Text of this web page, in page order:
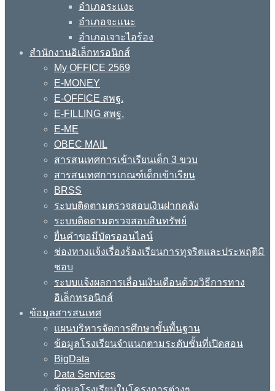
อำเภอระแงะ
อำเภอจะแนะ
อำเภอเจาะไอร้อง
สำนักงานอิเล็กทรอนิกส์
My OFFICE 2569
E-MONEY
E-OFFICE สพฐ.
E-FILLING สพฐ.
E-ME
OBEC MAIL
สารสนเทศการเข้าเรียนเด็ก 3 ขวบ
สารสนเทศการเกณฑ์เด็กเข้าเรียน
BRSS
ระบบติดตามตรวจสอบเงินฝากคลัง
ระบบติดตามตรวจสอบสินทรัพย์
ยื่นคำขอมีบัตรออนไลน์
ช่องทางแจ้งเรื่องร้องเรียนการทุจริตและประพฤติมิ
ชอบ
ระบบแจ้งผลการเลื่อนเงินเดือนด้วยวิธีการทาง
อิเล็กทรอนิกส์
ข้อมูลสารสนเทศ
แผนบริหารจัดการศึกษาขั้นพื้นฐาน
ข้อมูลโรงเรียนจำแนกตามระดับชั้นที่เปิดสอน
BigData
Data Services